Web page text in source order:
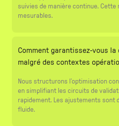
suivies de manière continue. Cette
mesurables.
Comment garantissez-vous
malgré des contextes
Nous structurons l’optimisation
en simplifiant les circuits de
rapidement. Les ajustements sont
fluide.